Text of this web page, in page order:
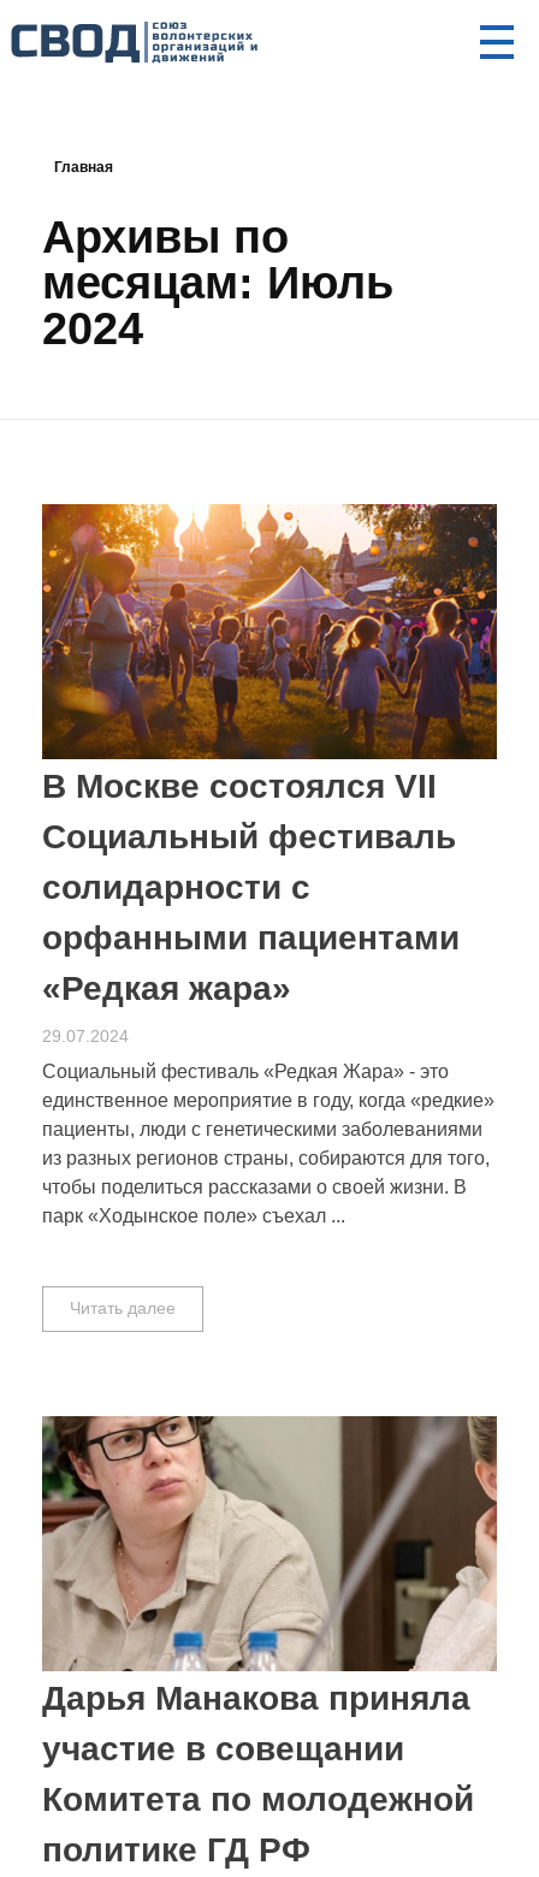
Главная
Архивы по
месяцам: Июль
2024
В Москве состоялся VII
Социальный фестиваль
солидарности с
орфанными пациентами
«Редкая жара»
29.07.2024
Социальный фестиваль «Редкая Жара» - это
единственное мероприятие в году, когда «редкие»
пациенты, люди с генетическими заболеваниями
из разных регионов страны, собираются для того,
чтобы поделиться рассказами о своей жизни. В
парк «Ходынское поле» съехал ...
Читать далее
Дарья Манакова приняла
участие в совещании
Комитета по молодежной
политике ГД РФ